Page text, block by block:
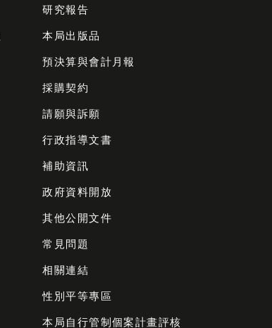
研究報告
本局出版品
預決算與會計月報
採購契約
請願與訴願
行政指導文書
補助資訊
政府資料開放
其他公開文件
常見問題
相關連結
性別平等專區
本局自行管制個案計畫評核